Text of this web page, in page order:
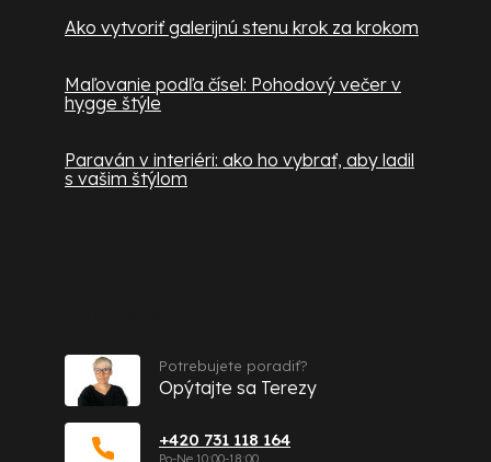
Ako vytvoriť galerijnú stenu krok za krokom
Maľovanie podľa čísel: Pohodový večer v
hygge štýle
Paraván v interiéri: ako ho vybrať, aby ladil
s vašim štýlom
+420 731 118 164
Potrebujete poradiť?
Opýtajte sa Terezy